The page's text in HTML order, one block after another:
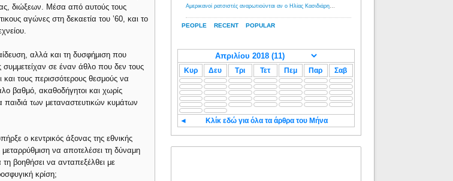
διώξεων. Μέσα από αυτούς τους
αγώνες στη δεκαετία του ’60, και το
αλλά και τη δυσφήμιση που
συμμετείχαν σε έναν άθλο που δεν τους
τους περισσότερους θεσμούς να
βαθμό, ακαθοδήγητοι και χωρίς
των μεταναστευτικών κυμάτων
ο κεντρικός άξονας της εθνικής
να αποτελέσει τη δύναμη
βοηθήσει να ανταπεξέλθει με
κρίση;
PEOPLE RECENT POPULAR
Αμερικανοί ρατσιστές αναρωτιούνται αν ο Ηλίας Κασιδιάρης ανήκει στη λευκή φυλή... - Λόγιος Ερμής
Κυρ Δευ Τρι Τετ Πεμ Παρ Σαβ
◄ Κλίκ εδώ για όλα τα άρθρα του Μήνα